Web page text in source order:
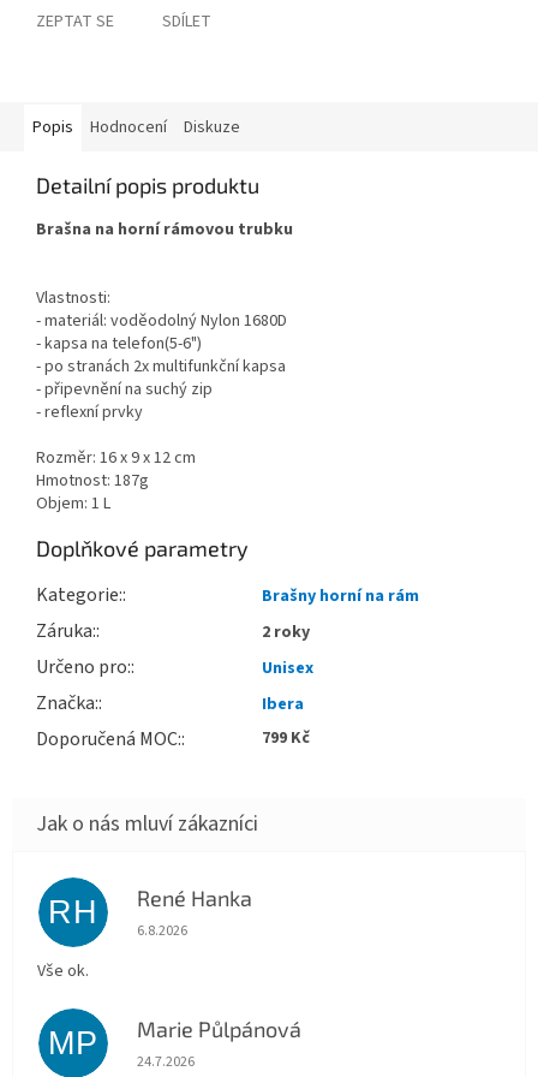
ZEPTAT SE SDÍLET
Popis Hodnocení Diskuze
Detailní popis produktu
Brašna na horní rámovou trubku
Vlastnosti:
- materiál: voděodolný Nylon 1680D
- kapsa na telefon(5-6")
- po stranách 2x multifunkční kapsa
- připevnění na suchý zip
- reflexní prvky
Rozměr: 16 x 9 x 12 cm
Hmotnost: 187g
Objem: 1 L
Doplňkové parametry
Kategorie: Brašny horní na rám
Záruka: 2 roky
Určeno pro: Unisex
Značka: Ibera
Doporučená MOC: 799 Kč
RH René Hanka
Hodnocení obchodu je 5 z 5 hvězdiček.
6.8.2026
Vše ok.
MP Marie Půlpánová
Hodnocení obchodu je 5 z 5 hvězdiček.
24.7.2026